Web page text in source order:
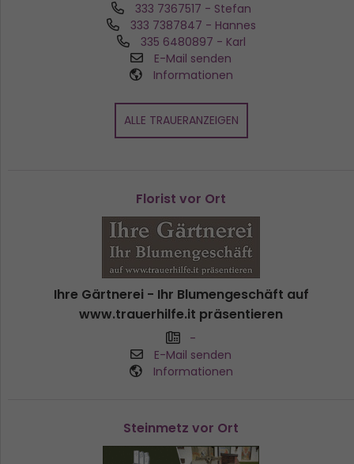
333 7367517 - Stefan
333 7387847 - Hannes
335 6480897 - Karl
E-Mail senden
Informationen
ALLE TRAUERANZEIGEN
Florist vor Ort
Ihre Gärtnerei - Ihr Blumengeschäft auf
www.trauerhilfe.it präsentieren
-
E-Mail senden
Informationen
Steinmetz vor Ort